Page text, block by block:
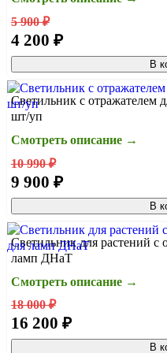
5 900 ₽
4 200 ₽
В
Светильник с
шт/уп
Смотреть описание →
10 990 ₽
9 900 ₽
В
Светильник для растений
ламп ДНаТ
Смотреть описание →
18 000 ₽
16 200 ₽
В